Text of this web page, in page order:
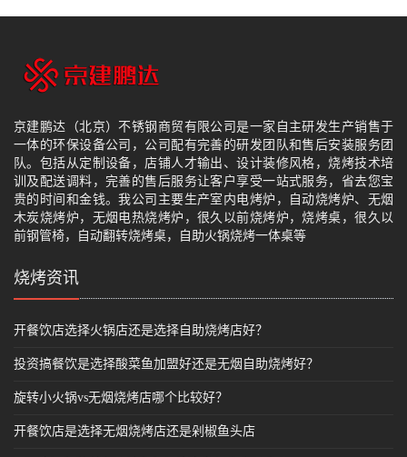
京建鹏达（北京）不锈钢商贸有限公司是一家自主研发生产销售于
一体的环保设备公司，公司配有完善的研发团队和售后安装服务团
队。包括从定制设备，店铺人才输出、设计装修风格，烧烤技术培
训及配送调料，完善的售后服务让客户享受一站式服务，省去您宝
贵的时间和金钱。我公司主要生产室内电烤炉，自动烧烤炉、无烟
木炭烧烤炉，无烟电热烧烤炉，很久以前烧烤炉，烧烤桌，很久以
前钢管椅，自动翻转烧烤桌，自助火锅烧烤一体桌等
烧烤资讯
开餐饮店选择火锅店还是选择自助烧烤店好？
投资搞餐饮是选择酸菜鱼加盟好还是无烟自助烧烤好？
旋转小火锅vs无烟烧烤店哪个比较好？
开餐饮店是选择无烟烧烤店还是剁椒鱼头店